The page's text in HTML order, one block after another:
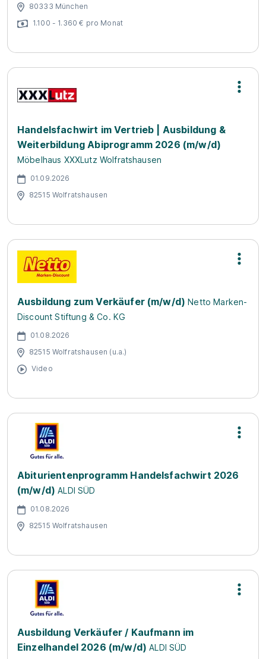
80333 München
1.100 - 1.360 € pro Monat
Handelsfachwirt im Vertrieb | Ausbildung &
Weiterbildung Abiprogramm 2026 (m/w/d)
Möbelhaus XXXLutz Wolfratshausen
01.09.2026
82515 Wolfratshausen
Ausbildung zum Verkäufer (m/w/d) Netto Marken-
Discount Stiftung & Co. KG
01.08.2026
82515 Wolfratshausen (u.a.)
Video
Abiturientenprogramm Handelsfachwirt 2026
(m/w/d) ALDI SÜD
01.08.2026
82515 Wolfratshausen
Ausbildung Verkäufer / Kaufmann im
Einzelhandel 2026 (m/w/d) ALDI SÜD